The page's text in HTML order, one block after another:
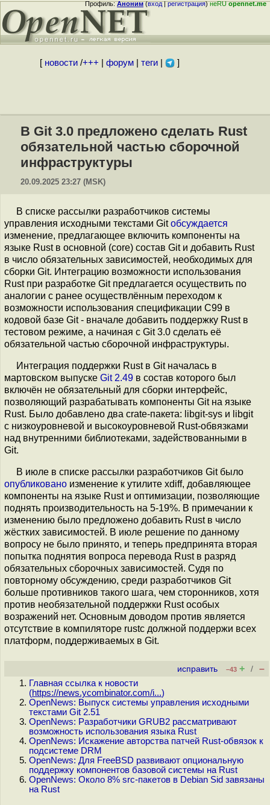
Профиль:Аноним(вход|регистрация)неRUopennet.me
[ новости/+++ форум| теги| ]
В Git 3.0 предложено сделать Rust
обязательной частью сборочной
инфраструктуры
20.09.2025 23:27 (MSK)
В списке рассылки разработчиков системы
управления исходными текстами Gitобсуждается
изменение, предлагающее включить компоненты на
языке Rust в основной (core) состав Git и добавить Rust
в число обязательных зависимостей, необходимых для
сборки Git. Интеграцию возможности использования
Rust при разработке Git предлагается осуществить по
аналогии с ранее осуществлённым переходом к
возможности использования спецификации C99 в
кодовой базе Git - вначале добавить поддержку Rust в
тестовом режиме, а начиная с Git 3.0 сделать её
обязательной частью сборочной инфраструктуры.
Интеграция поддержки Rust в Git началась в
мартовском выпуске Git 2.49 в состав которого был
включён не обязательный для сборки интерфейс,
позволяющий разрабатывать компоненты Git на языке
Rust. Было добавлено два crate-пакета: libgit-sys и libgit
с низкоуровневой и высокоуровневой Rust-обвязками
над внутренними библиотеками, задействованными в
Git.
В июле в списке рассылки разработчиков Git было
опубликовано изменение к утилите xdiff, добавляющее
компоненты на языке Rust и оптимизации, позволяющие
поднять производительность на 5-19%. В примечании к
изменению было предложено добавить Rust в число
жёстких зависимостей. В июле решение по данному
вопросу не было принято, и теперь предпринята вторая
попытка поднятия вопроса перевода Rust в разряд
обязательных сборочных зависимостей. Судя по
повторному обсуждению, среди разработчиков Git
больше противников такого шага, чем сторонников, хотя
против необязательной поддержки Rust особых
возражений нет. Основным доводом против является
отсутствие в компиляторе rustc должной поддержи всех
платформ, поддерживаемых в Git.
исправить –43 + / –
Главная ссылка к новости
(https://news.ycombinator.com/i...)
OpenNews: Выпуск системы управления исходными
текстами Git 2.51
OpenNews: Разработчики GRUB2 рассматривают
возможность использования языка Rust
OpenNews: Искажение авторства патчей Rust-обвязок к
подсистеме DRM
OpenNews: Для FreeBSD развивают опциональную
поддержку компонентов базовой системы на Rust
OpenNews: Около 8% src-пакетов в Debian Sid завязаны
на Rust